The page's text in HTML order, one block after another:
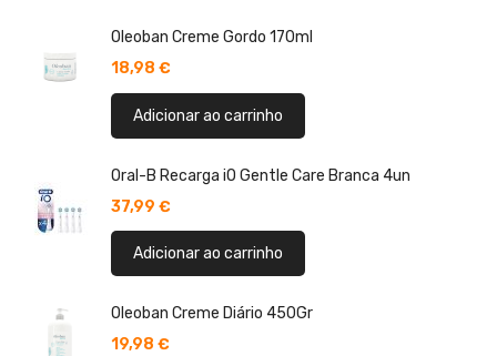
Oleoban Creme Gordo 170ml
18,98 €
Adicionar ao carrinho
Oral-B Recarga iO Gentle Care Branca 4un
37,99 €
Adicionar ao carrinho
Oleoban Creme Diário 450Gr
19,98 €